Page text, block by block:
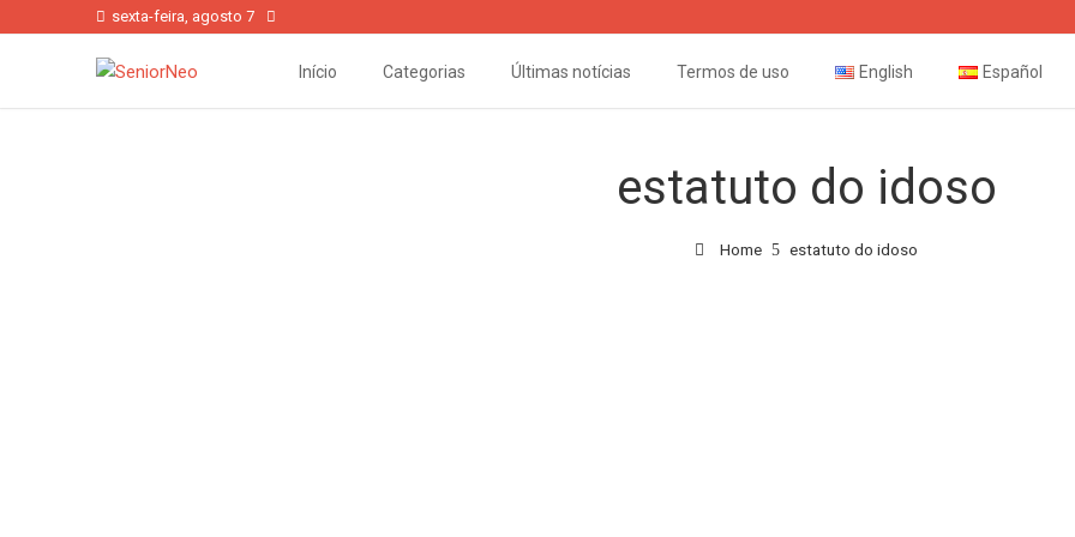
sexta-feira, agosto 7
Início Categorias Últimas notícias Termos de uso English Español
estatuto do idoso
Home estatuto do idoso